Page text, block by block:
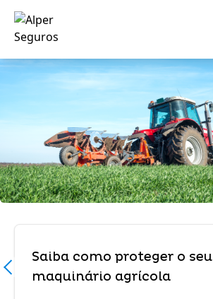
Saiba como proteger o seu
maquinário agrícola